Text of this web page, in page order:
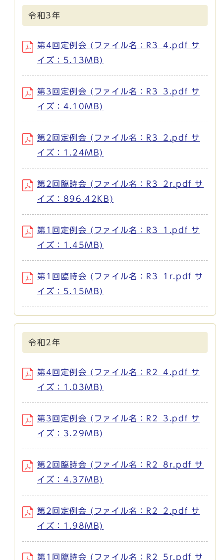
令和3年
第4回定例会 (ファイル名：R3_4.pdf サ
イズ：5.13MB)
第3回定例会 (ファイル名：R3_3.pdf サ
イズ：4.10MB)
第2回定例会 (ファイル名：R3_2.pdf サ
イズ：1.24MB)
第2回臨時会 (ファイル名：R3_2r.pdf サ
イズ：896.42KB)
第1回定例会 (ファイル名：R3_1.pdf サ
イズ：1.45MB)
第1回臨時会 (ファイル名：R3_1r.pdf サ
イズ：5.15MB)
令和2年
第4回定例会 (ファイル名：R2_4.pdf サ
イズ：1.03MB)
第3回定例会 (ファイル名：R2_3.pdf サ
イズ：3.29MB)
第2回臨時会 (ファイル名：R2_8r.pdf サ
イズ：4.37MB)
第2回定例会 (ファイル名：R2_2.pdf サ
イズ：1.98MB)
第1回臨時会 (ファイル名：R2_5r.pdf サ